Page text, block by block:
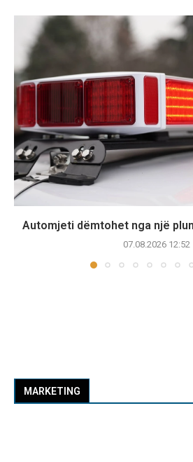
Automjeti dëmtohet nga një
07.08.2026 12:52
MARKETING